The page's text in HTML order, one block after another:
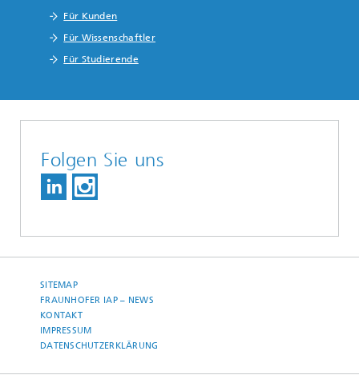
Für Kunden
Für Wissenschaftler
Für Studierende
Folgen Sie uns
SITEMAP
FRAUNHOFER IAP – NEWS
KONTAKT
IMPRESSUM
DATENSCHUTZERKLÄRUNG